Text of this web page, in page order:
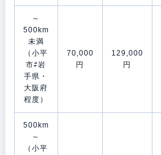
～
500km
未満
（小平
市⇄岩
手県・
大阪府
程度）
70,000
円
129,000
円
500km
～
（小平